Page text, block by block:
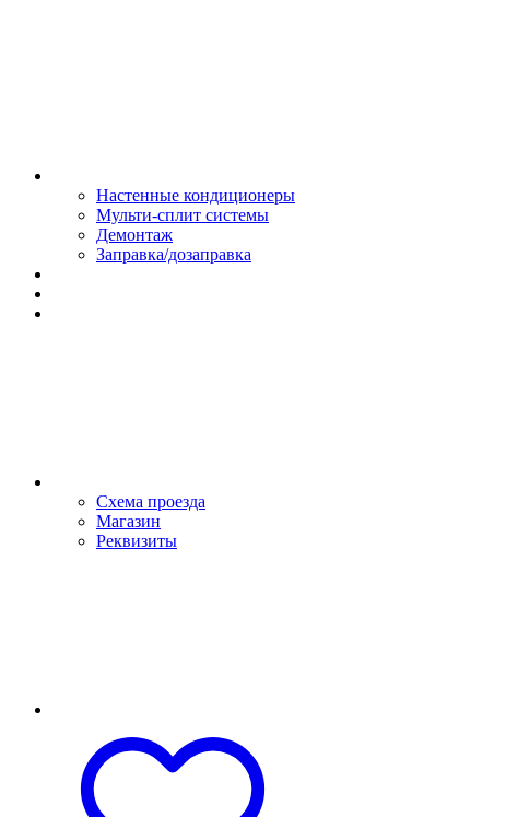
Настенные кондиционеры
Мульти-сплит системы
Демонтаж
Заправка/дозаправка
Схема проезда
Магазин
Реквизиты